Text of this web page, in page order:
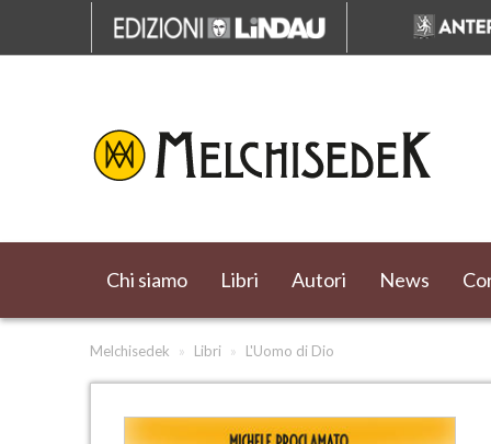
Chi siamo Libri Autori News
Melchisedek » Libri » L'Uomo di Dio